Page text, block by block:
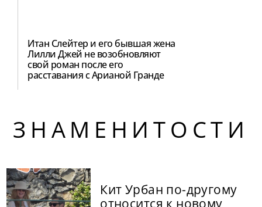
Итан Слейтер и его бывшая жена
Лилли Джей не возобновляют
свой роман после его
расставания с Арианой Гранде
ЗНАМЕНИТОСТИ
Кит Урбан по-другому
относится к новому